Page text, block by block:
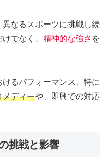
なるスポーツに挑戦し続
でなく、 精神的な強さ を
るパフォーマンス、特に
メディーや、即興での対応
挑戦と影響